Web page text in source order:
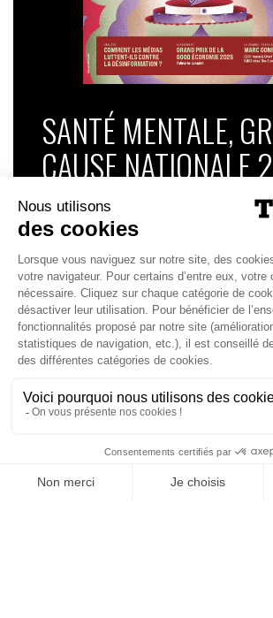
SANTÉ MENTALE,
CAUSE NATIONALE
Dans ce numéro, enquête :
médias luttent-ils contre la
Palmarès complet du Grand Prix
Économie 2025 | La grande
Gomes, CEO France & Chief
EMEA chez The Adecco Group
J'ACHÈTE LE NUMÉRO
JE M'ABONNE 1 AN - 4 NUM.